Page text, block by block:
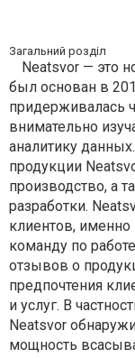
Загальний розділ
Neatsvor — это
был основан в
придерживалась
внимательно
аналитику
продукции
производство, а
разработки.
клиентов,
команду по
отзывов о
предпочтения
и услуг. В
Neatsvor
мощность